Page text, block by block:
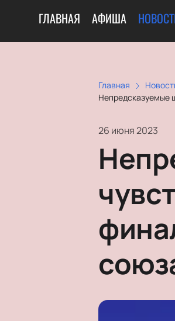
ГЛАВНАЯ АФИША
Главная
Непредсказуемые
26 июня 2023